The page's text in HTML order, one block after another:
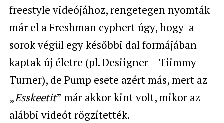
freestyle videójához, rengetegen nyomták
már el a Freshman cyphert úgy, hogy a
sorok végül egy későbbi dal formájában
kaptak új életre (pl. Desiigner – Tiimmy
Turner), de Pump esete azért más, mert az
„Esskeetit” már akkor kint volt, mikor az
alábbi videót rögzítették.